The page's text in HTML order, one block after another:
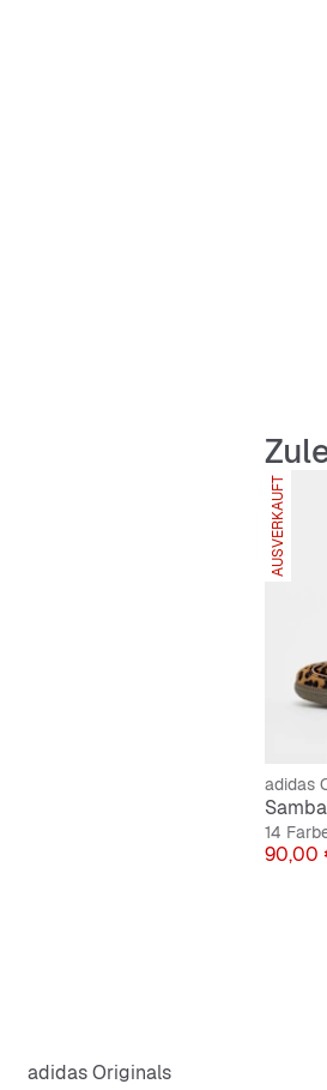
AUSVERKAUFT
adidas
14
Preis
90,00
adidas Originals